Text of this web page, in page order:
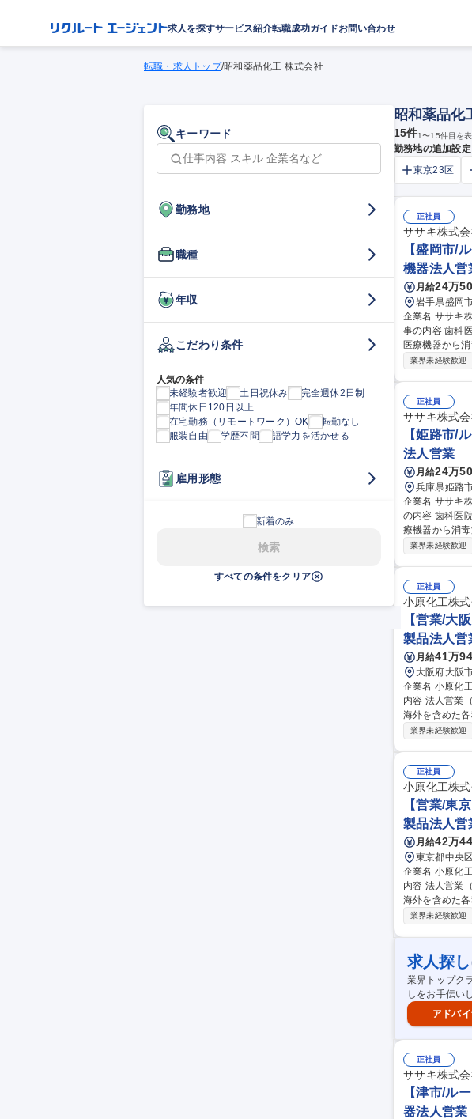
求人を探すサービス紹介転職成功ガイドお問い合わせ
転職・求人トップ/昭和薬品化工 株式会社
キーワード
勤務地
職種
年収
こだわり条件
人気の条件
未経験者歓迎
土日祝休み
完全週休2日制
年間休日120日以上
在宅勤務（リモートワーク）OK
転勤なし
服装自由
学歴不問 語学力を活かせる
雇用形態
新着のみ
検索
すべての条件をクリア
昭和薬品化
15件1〜15件目を
勤務地の追加設
東京23区
正社員
ササキ株式
【盛岡市/
機器法人営
月給24万
岩手県盛岡
企業名 ササキ株式会社 求人名 【盛岡市/ルート営業】歯科医療の専門商社/イ
事の内容 歯科
医療機器から
【担当エリア
案方法が整理さ
岡市/ルート営
業界未経験歓迎
正社員
ササキ株式
【姫路市/
法人営業
月給24万
兵庫県姫路
企業名 ササキ株式会社 求人名 【姫路市/ルート営業】歯科医療の専門商社/
の内容 歯科医
療機器から消
【担当エリア
や、定期的な
案方法が整理さ
路市/ルート営
業界未経験歓迎
正社員
小原化工株
【営業/大
製品法人営
月給41万
大阪府大阪
企業名 小原化工株式会社 求人名 【営業/大阪】化学工業製品の専
内容 法人営業
海外を含めた各種情報を
いる製品の知
心となります
す。 募集
業界未経験歓迎
正社員
小原化工株
【営業/東
製品法人営
月給42万
東京都中央区
企業名 小原化工株式会社 求人名 【営業/東京】化学工業製品の専
内容 法人営業
海外を含めた各種情報を
いる製品の知
心となります
す。 募集
業界未経験歓迎
求人探し
業界トップク
しをお手伝い
アドバ
正社員
ササキ株式
【津市/ル
器法人営業